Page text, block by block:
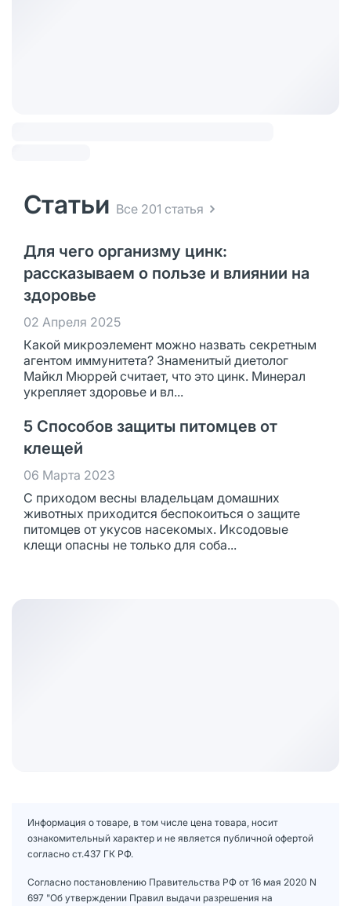
Статьи Все 201 статья
Для чего организму цинк:
рассказываем о пользе и влиянии на
здоровье
02 Апреля 2025
Какой микроэлемент можно назвать секретным
агентом иммунитета? Знаменитый диетолог
Майкл Мюррей считает, что это цинк. Минерал
укрепляет здоровье и вл...
5 Способов защиты питомцев от
клещей
06 Марта 2023
С приходом весны владельцам домашних
животных приходится беспокоиться о защите
питомцев от укусов насекомых. Иксодовые
клещи опасны не только для соба...
Информация о товаре, в том числе цена товара, носит
ознакомительный характер и не является публичной офертой
согласно ст.437 ГК РФ.
Согласно постановлению Правительства РФ от 16 мая 2020 N
697 "Об утверждении Правил выдачи разрешения на